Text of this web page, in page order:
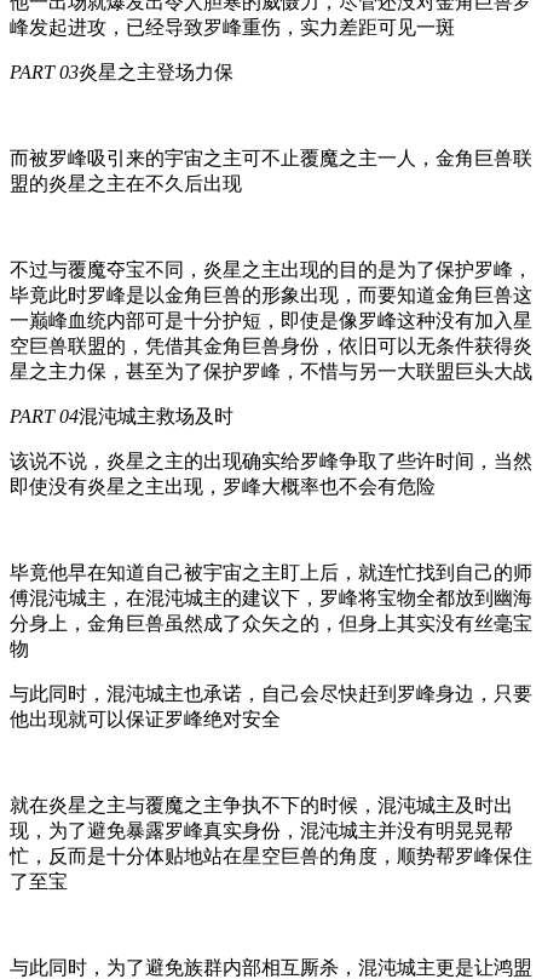
峰发起进攻，已经导致罗峰重伤，实力差距可见一斑
PART 03炎星之主登场力保
而被罗峰吸引来的宇宙之主可不止覆魔之主一人，金角巨兽联
盟的炎星之主在不久后出现
不过与覆魔夺宝不同，炎星之主出现的目的是为了保护罗峰，
毕竟此时罗峰是以金角巨兽的形象出现，而要知道金角巨兽这
一巅峰血统内部可是十分护短，即使是像罗峰这种没有加入星
空巨兽联盟的，凭借其金角巨兽身份，依旧可以无条件获得炎
星之主力保，甚至为了保护罗峰，不惜与另一大联盟巨头大战
PART 04混沌城主救场及时
该说不说，炎星之主的出现确实给罗峰争取了些许时间，当然
即使没有炎星之主出现，罗峰大概率也不会有危险
毕竟他早在知道自己被宇宙之主盯上后，就连忙找到自己的师
傅混沌城主，在混沌城主的建议下，罗峰将宝物全都放到幽海
分身上，金角巨兽虽然成了众矢之的，但身上其实没有丝毫宝
物
与此同时，混沌城主也承诺，自己会尽快赶到罗峰身边，只要
他出现就可以保证罗峰绝对安全
就在炎星之主与覆魔之主争执不下的时候，混沌城主及时出
现，为了避免暴露罗峰真实身份，混沌城主并没有明晃晃帮
忙，反而是十分体贴地站在星空巨兽的角度，顺势帮罗峰保住
了至宝
与此同时，为了避免族群内部相互厮杀，混沌城主更是让鸿盟